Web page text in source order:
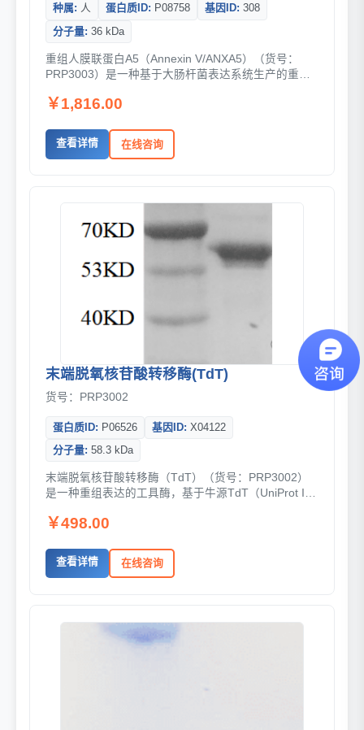
种属: 人 蛋白质ID: P08758 基因ID: 308
分子量: 36 kDa
重组人膜联蛋白A5（Annexin V/ANXA5）（货号：
PRP3003）是一种基于大肠杆菌表达系统生产的重组
￥1,816.00
查看详情 在线咨询
末端脱氧核苷酸转移酶(TdT)
货号：PRP3002
蛋白质ID: P06526 基因ID: X04122
分子量: 58.3 kDa
末端脱氧核苷酸转移酶（TdT）（货号：PRP3002）
是一种重组表达的工具酶，基于牛源TdT（UniProt ID:
￥498.00
查看详情 在线咨询